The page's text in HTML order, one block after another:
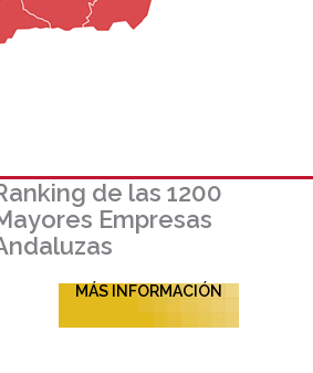
de las 1200
Empresas
MÁS INFORMACIÓN